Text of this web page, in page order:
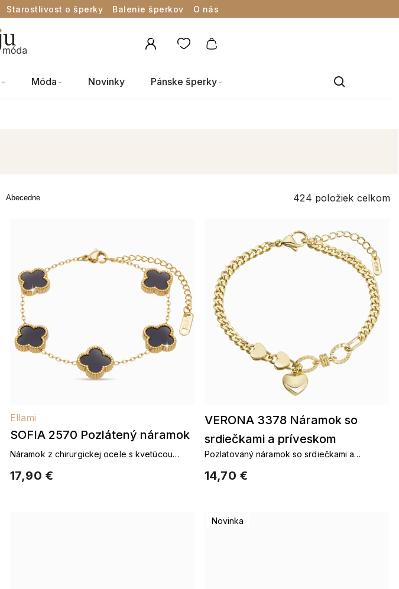
Starostlivost o šperky Balenie šperkov O nás
Móda Novinky Pánske šperky
Abecedne 424 položiek celkom
SOFIA 2570 Pozlátený náramok
z chirurgickej ocele čierne kvety
Ellami
17,90 €
Náramok z chirurgickej ocele s kvetúcou
VERONA 3378 Náramok so
srdiečkami a príveskom
14,70 €
Pozlatovaný náramok so srdiečkami a
Novinka